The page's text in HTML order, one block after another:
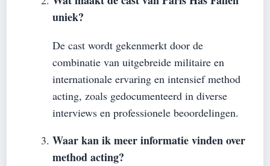
uniek?
De cast wordt gekenmerkt door de
combinatie van uitgebreide militaire en
internationale ervaring en intensief method
acting, zoals gedocumenteerd in diverse
interviews en professionele beoordelingen.
Waar kan ik meer informatie vinden over
method acting?